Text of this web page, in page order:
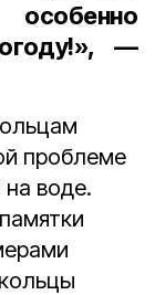
особенно
—
проблеме
воде.